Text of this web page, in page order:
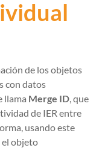
de los objetos
con datos
llama Merge ID, que
de IER entre
usando este
el objeto